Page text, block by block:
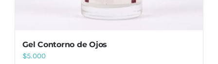
Gel Contorno de Ojos
$5.000